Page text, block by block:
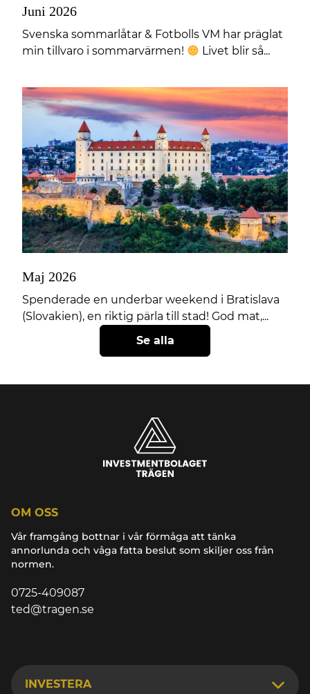
Juni 2026
Svenska sommarlåtar & Fotbolls VM har präglat
min tillvaro i sommarvärmen!
Livet blir så...
Maj 2026
Spenderade en underbar weekend i Bratislava
(Slovakien), en riktig pärla till stad! God mat,...
Se alla
OM OSS
Vår framgång bottnar i vår förmåga att tänka
annorlunda och våga fatta beslut som skiljer oss från
normen.
0725-409087
ted@tragen.se
INVESTERA